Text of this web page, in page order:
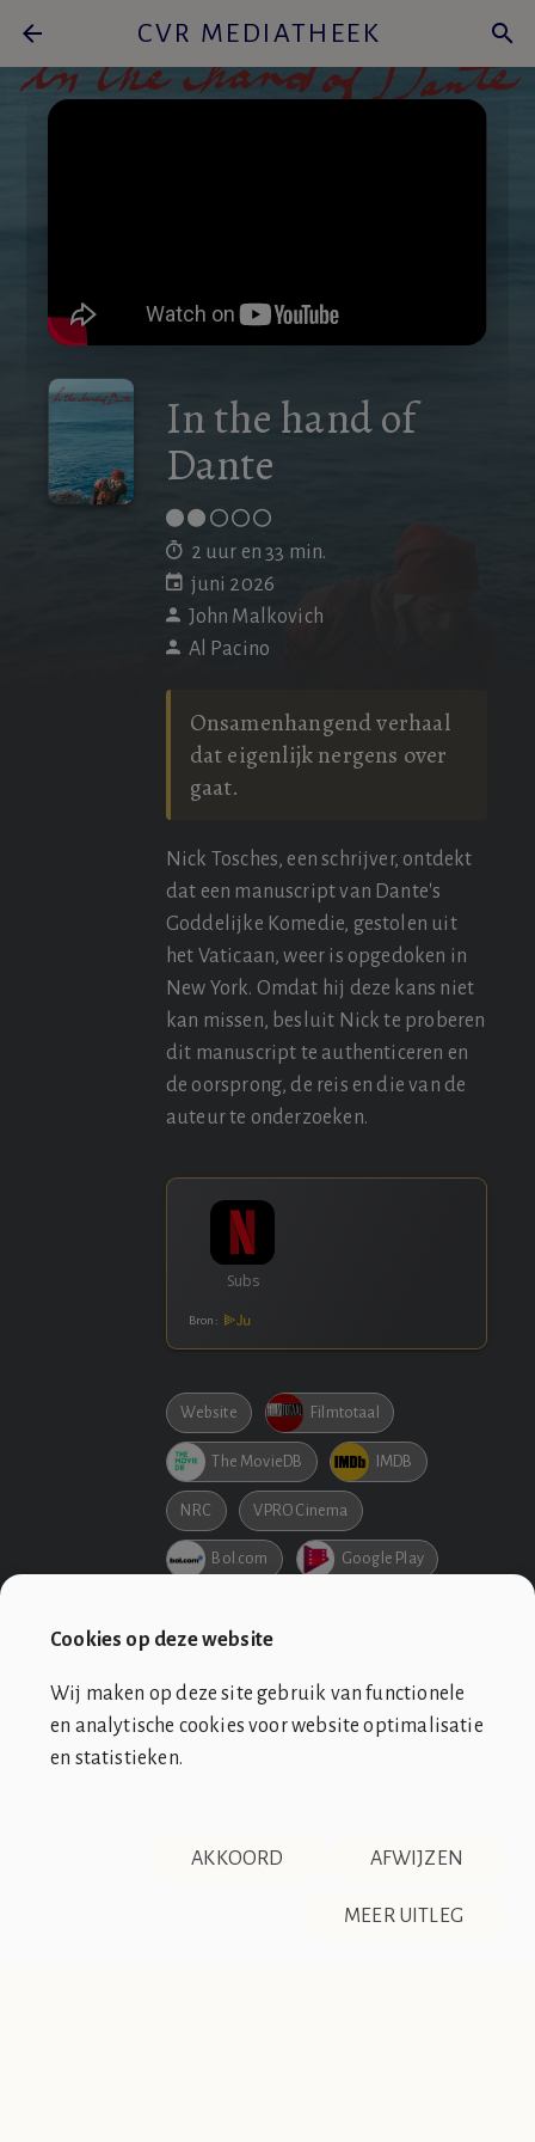
Cookies op deze website
Wij maken op deze site gebruik van functionele
en analytische cookies voor website optimalisatie
en statistieken.
AFWIJZEN
AKKOORD
MEER UITLEG
arrow_back CVR MEDIATHEEK search
In the hand of
Dante
2 uur en 33 min.
juni 2026
John Malkovich
Al Pacino
Onsamenhangend verhaal
dat eigenlijk nergens over
gaat.
Nick Tosches, een schrijver, ontdekt
dat een manuscript van Dante's
Goddelijke Komedie, gestolen uit
het Vaticaan, weer is opgedoken in
New York. Omdat hij deze kans niet
kan missen, besluit Nick te proberen
dit manuscript te authenticeren en
de oorsprong, de reis en die van de
auteur te onderzoeken.
Bron:
Website Filmtotaal
The MovieDB IMDB
NRC VPRO Cinema
Bol.com Google Play
DISCLAIMER & PRIVACY
RSS
overeenkomsten tussen de club en de werkelijkheid berusten